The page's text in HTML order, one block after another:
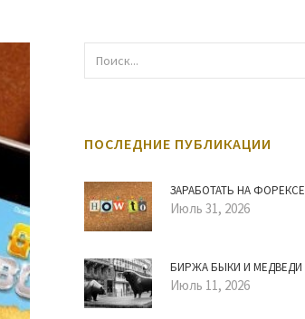
ПОСЛЕДНИЕ ПУБЛИКАЦИИ
ЗАРАБОТАТЬ НА ФОРЕКСЕ
Июль 31, 2026
БИРЖА БЫКИ И МЕДВЕДИ
Июль 11, 2026